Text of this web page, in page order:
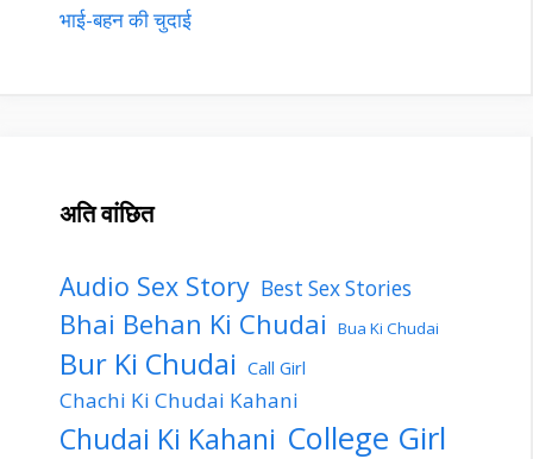
भाई-बहन की चुदाई
अति वांछित
Audio Sex Story Best Sex Stories
Bhai Behan Ki Chudai Bua Ki Chudai
Bur Ki Chudai Call Girl
Chachi Ki Chudai Kahani
Chudai Ki Kahani College Girl